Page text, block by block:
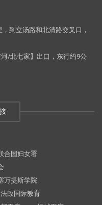
到立汤路和北清路交叉口，
/北七家】出口，东行约9公
合国妇女署
万提斯学院
法政国际教育